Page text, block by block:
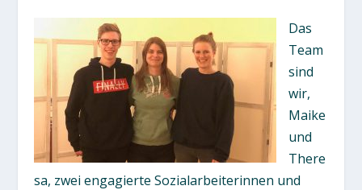
Das
Team
sind
wir,
Maike
und
There
sa, zwei engagierte Sozialarbeiterinnen und